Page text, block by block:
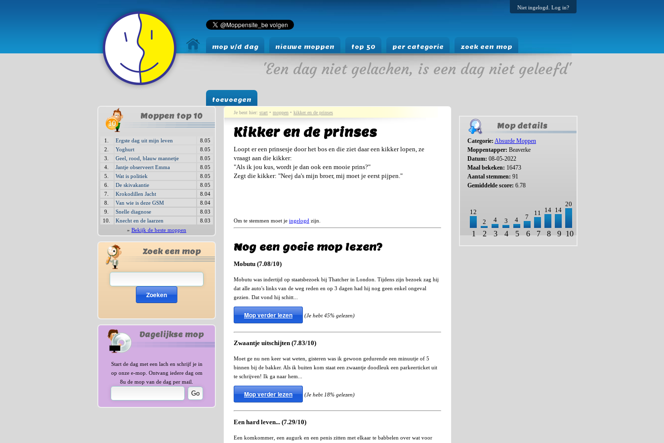
Niet ingelogd. Log in?
mop v/d dag nieuwe moppen top 50 per categorie zoek een mop
toevoegen
'Een dag niet gelachen, is een dag niet geleefd'
Moppen top 10
1. Ergste dag uit mijn leven
8.05
2.
Yoghurt
8.05
3.
Geel, rood, blauw mannetje
8.05
4.
Jantje observeert Emma
8.05
5.
Wat is politiek
8.05
6.
De skivakantie
8.05
7.
Krokodillen Jacht
8.04
8.
Van wie is deze GSM
8.04
9.
Snelle diagnose
8.03
10.
Knecht en de laarzen
8.03
» Bekijk de beste moppen
Zoek een mop
Zoeken
Dagelijkse mop
Start de dag met een lach en schrijf je in
op onze e-mop. Ontvang iedere dag om
8u de mop van de dag per mail.
Je bent hier: start • moppen • kikker en de prinses
Kikker en de prinses
Loopt er een prinsesje door het bos en die ziet daar een kikker lopen, ze
vraagt aan die kikker:
"Als ik jou kus, wordt je dan ook een mooie prins?"
Zegt die kikker: "Neej da's mijn broer, mij moet je eerst pijpen."
Om te stemmen moet je ingelogd zijn.
Nog een goeie mop lezen?
Mobutu (7.08/10)
Mobutu was indertijd op staatsbezoek bij Thatcher in London. Tijdens zijn bezoek zag hij
dat alle auto's links van de weg reden en op 3 dagen had hij nog geen enkel ongeval
gezien. Dat vond hij schitt...
Mop verder lezen (Je hebt 45% gelezen)
Zwaantje uitschijten (7.83/10)
Moet ge nu nen keer wat weten, gisteren was ik gewoon gedurende een minuutje of 5
binnen bij de bakker. Als ik buiten kom staat een zwaantje doodleuk een parkeerticket uit
te schrijven! Ik ga naar hem...
Mop verder lezen (Je hebt 18% gelezen)
Een hard leven... (7.29/10)
Een komkommer, een augurk en een penis zitten met elkaar te babbelen over wat voor
Mop details
Categorie: Absurde Moppen
Moppentapper: Beaverke
Datum: 08-05-2022
Maal bekeken: 16473
Aantal stemmen: 91
Gemiddelde score: 6.78
12
2
4 3 4 7
11 14 14
20
1 2 3 4 5 6 7 8 9 10